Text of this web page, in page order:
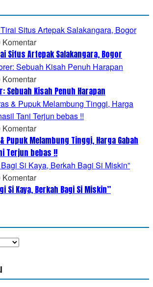
Komentar
Situs Artepak Salakangara, Bogor
Komentar
Sebuah Kisah Penuh Harapan
Komentar
Pupuk Melambung Tinggi, Harga Gabah
Terjun bebas !!
Komentar
Si Kaya, Berkah Bagi Si Miskin”